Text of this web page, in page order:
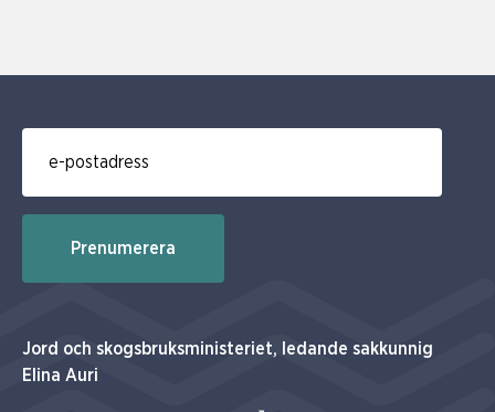
Prenumerera
Jord och skogsbruksministeriet, ledande sakkunnig
Elina Auri